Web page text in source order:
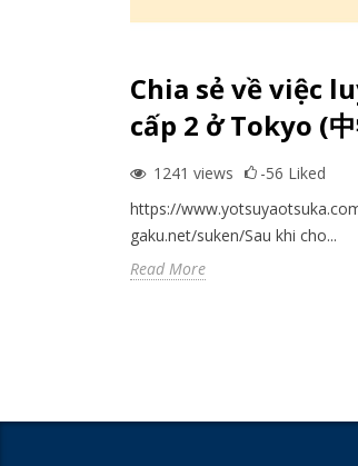
Chia sẻ về việc
cấp 2 ở Tokyo (
1241 views -56 Liked
https://
gaku.net/suken/Sau khi cho...
Read More